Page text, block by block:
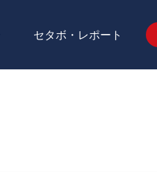
セタボ・レポート